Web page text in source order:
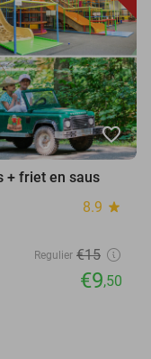
favorite_border
+ friet en saus
8.9 star
Regulier €15
€9,50